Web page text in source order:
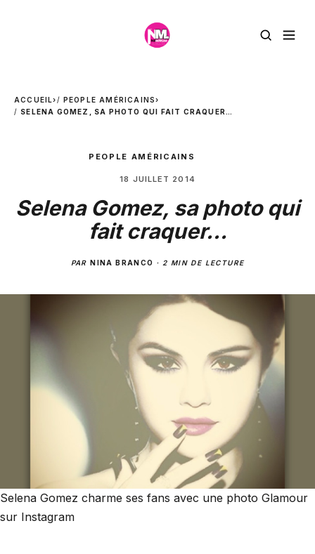
ACCUEIL› PEOPLE AMÉRICAINS›
SELENA GOMEZ, SA PHOTO QUI FAIT CRAQUER…
PEOPLE AMÉRICAINS
18 JUILLET 2014
Selena Gomez, sa photo qui
fait craquer…
PARNINA BRANCO · 2 MIN DE LECTURE
Selena Gomez charme ses fans avec une photo Glamour
sur Instagram